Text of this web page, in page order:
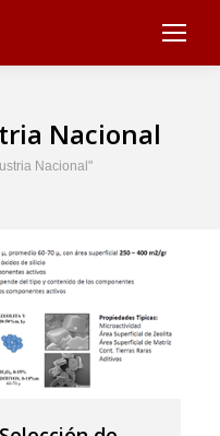
Nacional
Nacional"